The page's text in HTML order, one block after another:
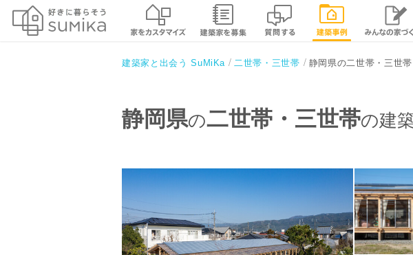
建築家と出会う SuMiKa 二世帯・三世帯 静岡県の二世帯・三世帯
静岡県の二世帯・三世帯の建